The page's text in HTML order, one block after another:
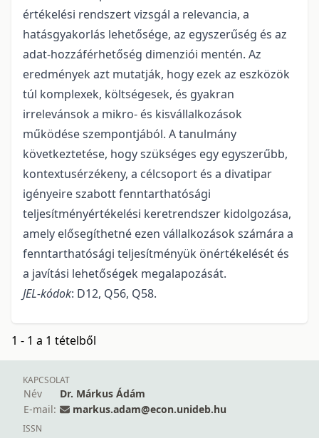
értékelési rendszert vizsgál a relevancia, a
hatásgyakorlás lehetősége, az egyszerűség és az
adat-hozzáférhetőség dimenziói mentén. Az
eredmények azt mutatják, hogy ezek az eszközök
túl komplexek, költségesek, és gyakran
irrelevánsok a mikro- és kisvállalkozások
működése szempontjából. A tanulmány
következtetése, hogy szükséges egy egyszerűbb,
kontextusérzékeny, a célcsoport és a divatipar
igényeire szabott fenntarthatósági
teljesítményértékelési keretrendszer kidolgozása,
amely elősegíthetné ezen vállalkozások számára a
fenntarthatósági teljesítményük önértékelését és
a javítási lehetőségek megalapozását.
JEL-kódok: D12, Q56, Q58.
1 - 1 a 1 tételből
KAPCSOLAT
Név
Dr. Márkus Ádám
E-mail:
markus.adam@econ.unideb.hu
ISSN